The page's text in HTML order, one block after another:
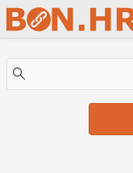
Skip to Main Content